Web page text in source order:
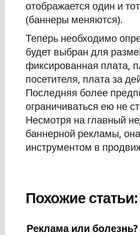
отображается один и
(баннеры меняются).
Теперь необходимо
будет выбран для
фиксированная плата,
посетителя, плата за
Последняя более
ограничиваться ею не
Несмотря на главный
баннерной рекламы,
инструментом в
Похожие статьи:
Реклама или болезнь?